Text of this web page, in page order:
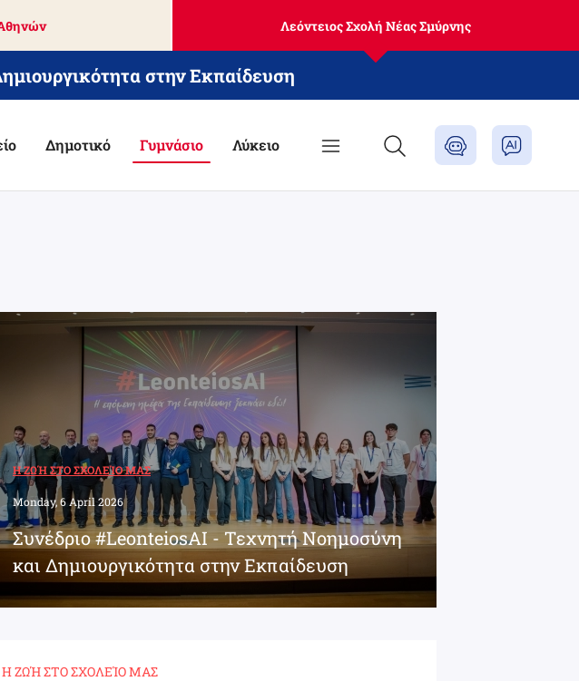
Λεόντειος Σχολή Νέας Σμύρνης
στην Εκπαίδευση
Δημοτικό Γυμνάσιο Λύκειο
Η ΖΩΉ ΣΤΟ ΣΧΟΛΕΊΟ ΜΑΣ
Monday, 6 April 2026
Συνέδριο #LeonteiosAI - Τεχνητή Νοημοσύνη
και Δημιουργικότητα στην Εκπαίδευση
Η ΖΩΉ ΣΤΟ ΣΧΟΛΕΊΟ ΜΑΣ